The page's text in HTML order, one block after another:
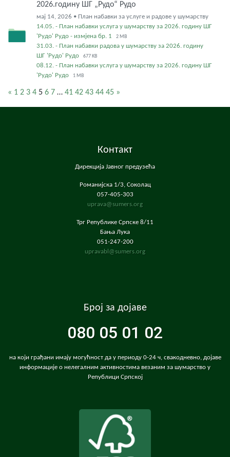
2026.годину ШГ „Рудо“ Рудо
мај 14, 2026 • План набавки за услуге и радове у шумарству
14.05. - План набавки услуга у шумарству за 2026. годину ШГ
'Рудо' Рудо - измјена бр. 1
2 MB
31.03. - План набавки радова у шумарству за 2026. годину
ШГ 'Рудо' Рудо
677 KB
08.12. - План набавки услуга у шумарству за 2026. годину ШГ
'Рудо' Рудо
1 MB
« 1 2 3 4 5 6 7 … 41 42 43 44 45 »
Контакт
Дирекција Јавног предузећа
Романијска 1/3, Соколац
057-405-303
uprava@sumers.org
Трг Републике Српске 8/11
Бања Лука
051-247-200
upravabl@sumers.org
Број за дојаве
080 05 01 02
на који грађани имају могућност да у периоду 0-24 ч, свакодневно, дојаве
информације о нелегалним активностима везаним за шумарство у
Републици Српској